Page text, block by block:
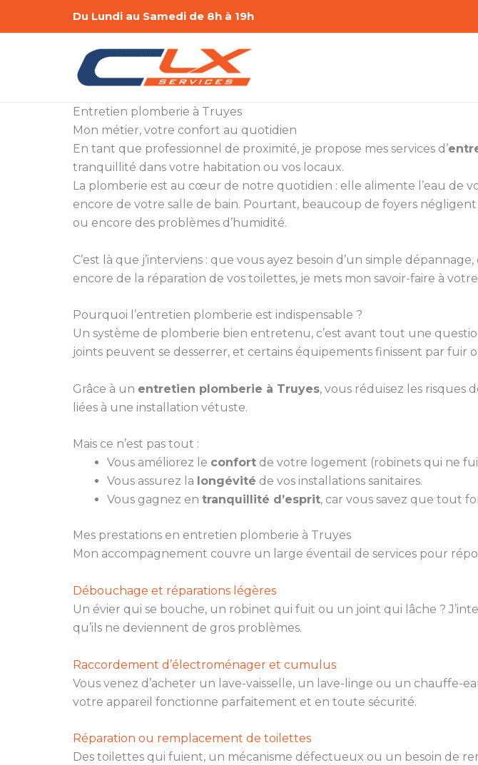
Du Lundi au Samedi de 8h à 19h
Entretien plomberie à Truyes
Mon métier, votre confort au quotidien
En tant que professionnel de proximité, je propose mes services d’
tranquillité dans votre habitation ou vos locaux.
La plomberie est au cœur de notre quotidien : elle alimente l’eau de
encore de votre salle de bain. Pourtant, beaucoup de foyers
ou encore des problèmes d’humidité.
C’est là que j’interviens : que vous ayez besoin d’un simple
encore de la réparation de vos toilettes, je mets mon savoir-faire à
Pourquoi l’entretien plomberie est indispensable ?
Un système de plomberie bien entretenu, c’est avant tout une
joints peuvent se desserrer, et certains équipements finissent par
Grâce à un entretien plomberie à Truyes, vous réduisez les risques
liées à une installation vétuste.
Mais ce n’est pas tout :
Vous améliorez le confort de votre logement (robinets qui ne
Vous assurez la longévité de vos installations sanitaires.
Vous gagnez en tranquillité d’esprit, car vous savez que tout
Mes prestations en entretien plomberie à Truyes
Mon accompagnement couvre un large éventail de services pour
Débouchage et réparations légères
Un évier qui se bouche, un robinet qui fuit ou un joint qui lâche ?
qu’ils ne deviennent de gros problèmes.
Raccordement d’électroménager et cumulus
Vous venez d’acheter un lave-vaisselle, un lave-linge ou un chauffe-
votre appareil fonctionne parfaitement et en toute sécurité.
Réparation ou remplacement de toilettes
Des toilettes qui fuient, un mécanisme défectueux ou un besoin de